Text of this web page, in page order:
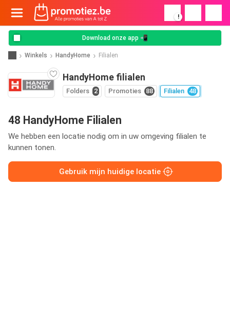
!
Download onze app 📲
Winkels HandyHome Filialen
HandyHome filialen
Folders 2 Promoties 88 Filialen 48
48 HandyHome Filialen
We hebben een locatie nodig om in uw omgeving filialen te
kunnen tonen.
Gebruik mijn huidige locatie